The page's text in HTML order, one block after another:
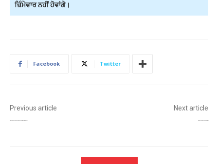
ਜ਼ਿੰਮੇਵਾਰ ਨਹੀਂ ਹੋਵਾਂਗੇ।
Facebook Twitter
Previous article Next article